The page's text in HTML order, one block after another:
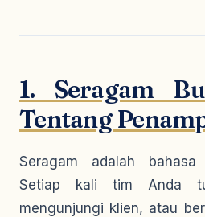
1. Seragam
Tentang
Seragam adalah bahasa
Setiap kali tim Anda
mengunjungi klien, atau